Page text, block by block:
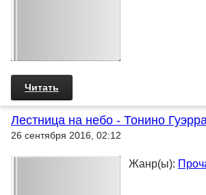
Читать
Лестница на небо - Тонино
26 сентября 2016, 02:12
Жанр(ы):